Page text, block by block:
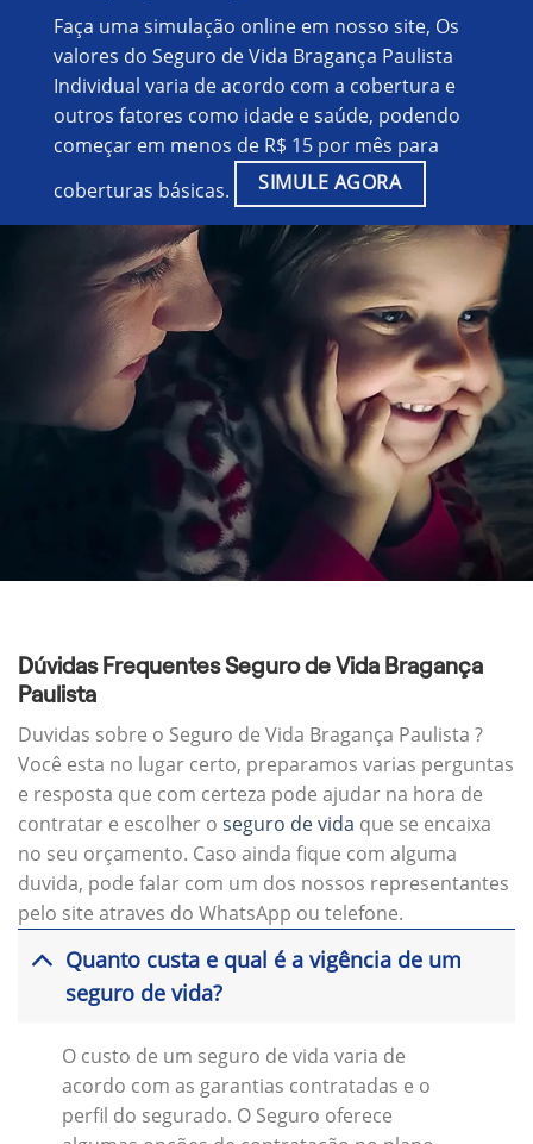
Faça uma simulação online em nosso site, Os
valores do Seguro de Vida Bragança Paulista
Individual varia de acordo com a cobertura e
outros fatores como idade e saúde, podendo
começar em menos de R$ 15 por mês para
coberturas básicas.
SIMULE AGORA
Dúvidas Frequentes Seguro de Vida Bragança
Paulista
Duvidas sobre o Seguro de Vida Bragança Paulista ?
Você esta no lugar certo, preparamos varias perguntas
e resposta que com certeza pode ajudar na hora de
contratar e escolher o seguro de vida que se encaixa
no seu orçamento. Caso ainda fique com alguma
duvida, pode falar com um dos nossos representantes
pelo site atraves do WhatsApp ou telefone.
Quanto custa e qual é a vigência de um
seguro de vida?
O custo de um seguro de vida varia de
acordo com as garantias contratadas e o
perfil do segurado. O Seguro oferece